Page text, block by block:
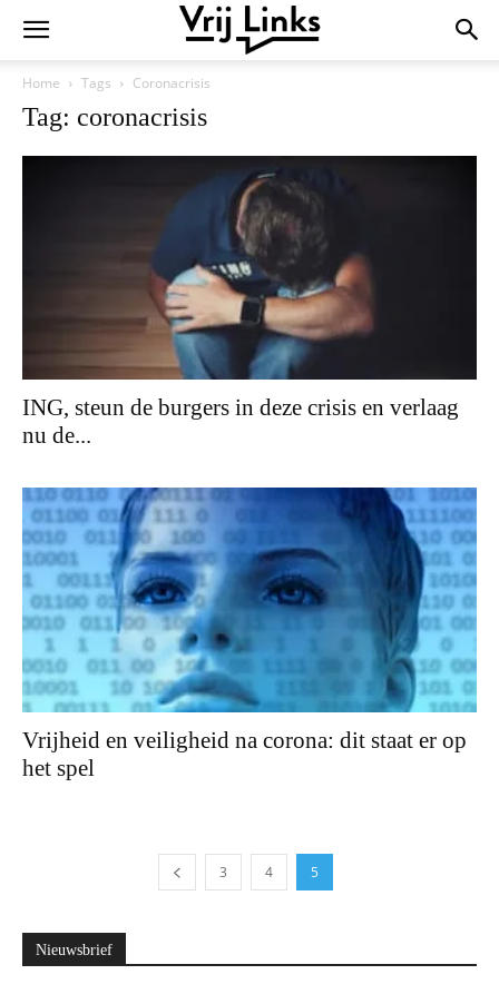
Home Tags Coronacrisis
Tag: coronacrisis
ING, steun de burgers in deze crisis en verlaag
nu de...
Vrijheid en veiligheid na corona: dit staat er op
het spel
3 4 5
Nieuwsbrief